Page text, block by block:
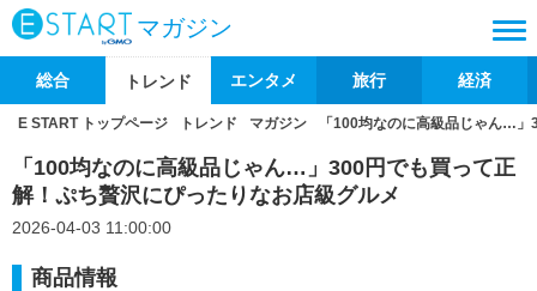
マガジン
総合 トレンド エンタメ 旅行 経済
E START トップページ トレンド マガジン 「100均なのに高級品じゃん…
「100均なのに高級品じゃん…」300円でも買って正
解！ぷち贅沢にぴったりなお店級グルメ
2026-04-03 11:00:00
商品情報